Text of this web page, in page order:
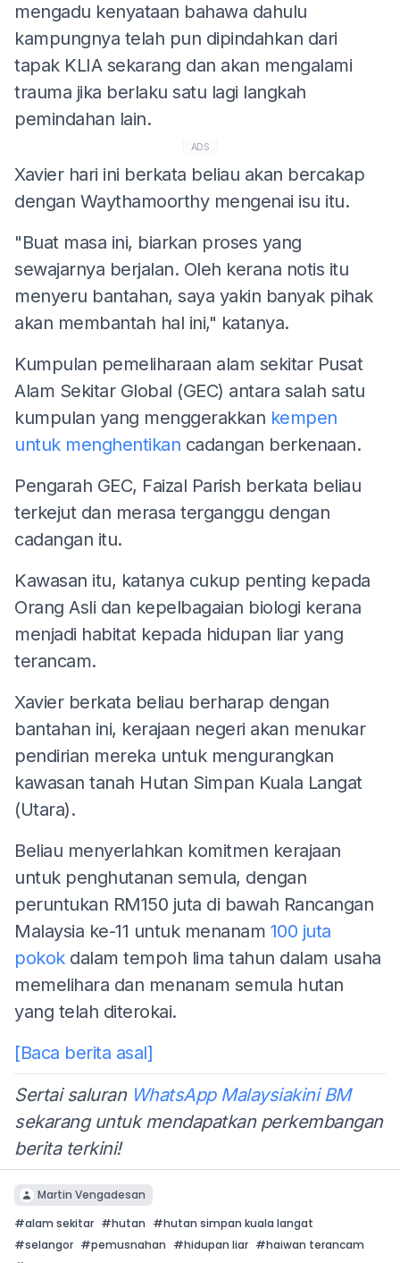
mengadu kenyataan bahawa dahulu
kampungnya telah pun dipindahkan dari
tapak KLIA sekarang dan akan mengalami
trauma jika berlaku satu lagi langkah
pemindahan lain.
ADS
Xavier hari ini berkata beliau akan bercakap
dengan Waythamoorthy mengenai isu itu.
"Buat masa ini, biarkan proses yang
sewajarnya berjalan. Oleh kerana notis itu
menyeru bantahan, saya yakin banyak pihak
akan membantah hal ini," katanya.
Kumpulan pemeliharaan alam sekitar Pusat
Alam Sekitar Global (GEC) antara salah satu
kumpulan yang menggerakkan kempen
untuk menghentikan cadangan berkenaan.
Pengarah GEC, Faizal Parish berkata beliau
terkejut dan merasa terganggu dengan
cadangan itu.
Kawasan itu, katanya cukup penting kepada
Orang Asli dan kepelbagaian biologi kerana
menjadi habitat kepada hidupan liar yang
terancam.
Xavier berkata beliau berharap dengan
bantahan ini, kerajaan negeri akan menukar
pendirian mereka untuk mengurangkan
kawasan tanah Hutan Simpan Kuala Langat
(Utara).
Beliau menyerlahkan komitmen kerajaan
untuk penghutanan semula, dengan
peruntukan RM150 juta di bawah Rancangan
Malaysia ke-11 untuk menanam 100 juta
pokokdalam tempoh lima tahun dalam usaha
memelihara dan menanam semula hutan
yang telah diterokai.
[Baca berita asal]
Sertai saluran WhatsApp Malaysiakini BM
sekarang untuk mendapatkan perkembangan
berita terkini!
Martin Vengadesan
#alam sekitar #hutan #hutan simpan kuala langat
#selangor #pemusnahan #hidupan liar #haiwan terancam